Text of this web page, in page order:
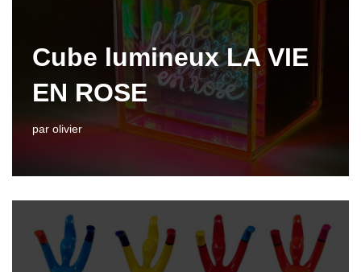
Cube lumineux LA VIE
EN ROSE
par olivier